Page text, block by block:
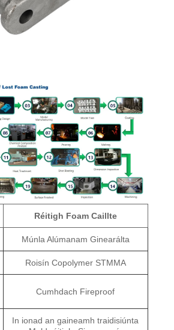
Réitigh Foam Caillte
Múnla Alúmanam Ginearálta
Roisín Copolymer STMMA
Cumhdach Fireproof
In ionad an gaineamh traidisiúnta